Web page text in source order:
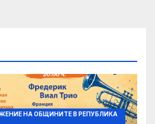
НА ОБЩИНИТЕ В РЕПУБЛИКА